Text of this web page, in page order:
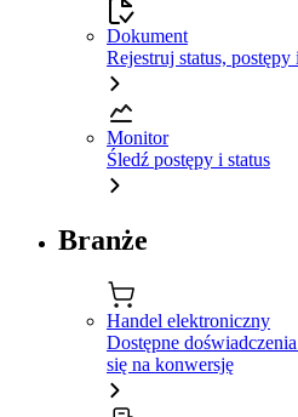
Dokument
Rejestruj status, postępy
Monitor
Śledź postępy i status
Branże
Handel elektroniczny
Dostępne
się na konwersję